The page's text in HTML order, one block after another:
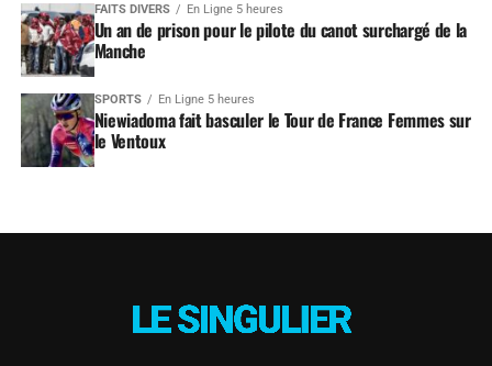
FAITS DIVERS En Ligne 5 heures
Un an de prison pour le pilote du canot surchargé de la
Manche
SPORTS En Ligne 5 heures
Niewiadoma fait basculer le Tour de France Femmes sur
le Ventoux